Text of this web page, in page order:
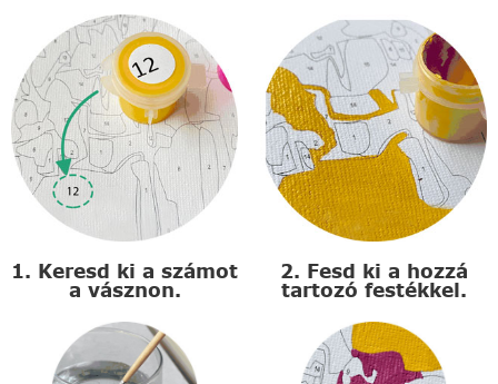
1. Keresd ki a számot
a vásznon.
2. Fesd ki a hozzá
tartozó festékkel.